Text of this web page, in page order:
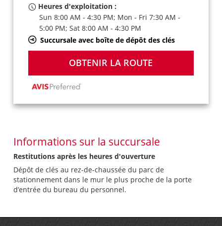
Heures d'exploitation :
Sun 8:00 AM - 4:30 PM; Mon - Fri 7:30 AM -
5:00 PM; Sat 8:00 AM - 4:30 PM
Succursale avec boîte de dépôt des clés
OBTENIR LA ROUTE
Informations sur la succursale
Restitutions après les heures d'ouverture
Dépôt de clés au rez-de-chaussée du parc de
stationnement dans le mur le plus proche de la porte
d’entrée du bureau du personnel.